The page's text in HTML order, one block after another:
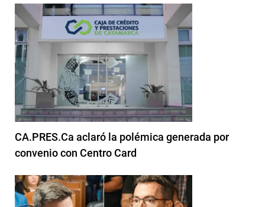
CA.PRES.Ca aclaró la polémica generada por
convenio con Centro Card